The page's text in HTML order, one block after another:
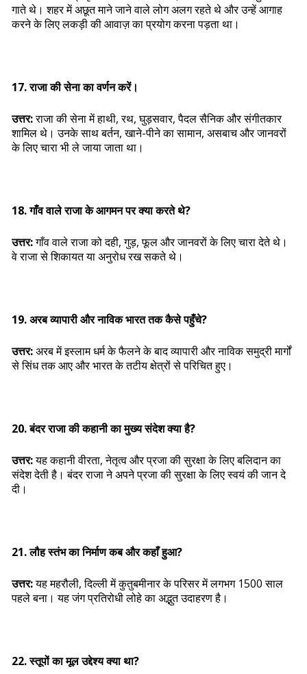
गाते थे। शहर में अछूत माने जाने वाले लोग अलग रहते थे और उन्हें आगाह
करने के लिए लकड़ी की आवाज़ का प्रयोग करना पड़ता था।
17. राजा की सेना का वर्णन करें।
उत्तर:राजा की सेना में हाथी, रथ, घुड़सवार, पैदल सैनिक और संगीतकार
शामिल थे। उनके साथ बर्तन, खाने-पीने का सामान, असबाच और जानवरों
के लिए चारा भी ले जाया जाता था।
18. गाँव वाले राजा के आगमन पर क्या करते थे?
उत्तर:गाँव वाले राजा को दही, गुड़, फूल और जानवरों के लिए चारा देते थे।
वे राजा से शिकायत या अनुरोध रख सकते थे।
19. अरब व्यापारी और नाविक भारत तक कैसे पहुँचे?
उत्तर:अरब में इस्लाम धर्म के फैलने के बाद व्यापारी और नाविक समुद्री मार्गों
से सिंध तक आए और भारत के तटीय क्षेत्रों से परिचित हुए।
20. बंदर राजा की कहानी का मुख्य संदेश क्या है?
उत्तर:यह कहानी वीरता, नेतृत्व और प्रजा की सुरक्षा के लिए बलिदान का
संदेश देती है। बंदर राजा ने अपने प्रजा की सुरक्षा के लिए स्वयं की जान दे
दी।
21. लौह स्तंभ का निर्माण कब और कहाँ हुआ?
उत्तर:यह महरौली, दिल्ली में कुतुबमीनार के परिसर में लगभग 1500 साल
पहले बना। यह जंग प्रतिरोधी लोहे का अद्भुत उदाहरण है।
22. स्तूपों का मूल उद्देश्य क्या था?